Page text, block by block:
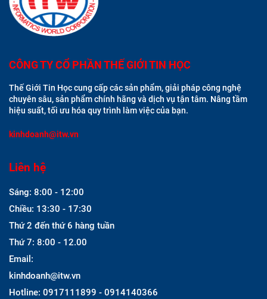
CÔNG TY CỔ PHẦN THẾ GIỚI TIN HỌC
Thế Giới Tin Học cung cấp các sản phẩm, giải pháp công nghệ
chuyên sâu, sản phẩm chính hãng và dịch vụ tận tâm. Nâng tầm
hiệu suất, tối ưu hóa quy trình làm việc của bạn.
kinhdoanh@itw.vn
Liên hệ
Sáng: 8:00 - 12:00
Chiều: 13:30 - 17:30
Thứ 2 đến thứ 6 hàng tuần
Thứ 7: 8:00 - 12.00
Email:
kinhdoanh@itw.vn
Hotline: 0917111899 - 0914140366